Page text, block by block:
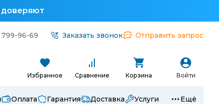
доверяют
799-96-69 Заказать звонок Отправить запрос
Избранное Сравнение Корзина Войти
Оплата Гарантия Доставка Услуги Ещё